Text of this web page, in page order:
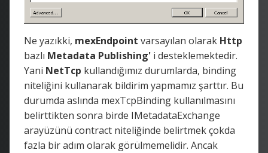
Ne yazıkki, mexEndpoint varsayılan olarak Http
bazlı Metadata Publishing' i desteklemektedir.
Yani NetTcp kullandığımız durumlarda, binding
niteliğini kullanarak bildirim yapmamız şarttır. Bu
durumda aslında mexTcpBinding kullanılmasını
belirttikten sonra birde IMetadataExchange
arayüzünü contract niteliğinde belirtmek çokda
fazla bir adım olarak görülmemelidir. Ancak